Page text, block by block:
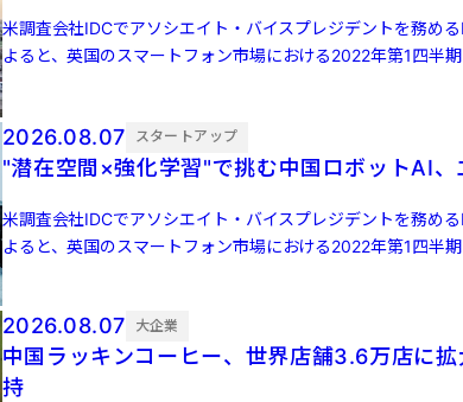
米調査会社IDCでアソシエイト・バイスプレジデントを務め
よると、英国のスマートフォン市場における2022年第1四半
増 […]
2026.08.07 スタートアップ
"潜在空間×強化学習"で挑む中国ロボットAI
米調査会社IDCでアソシエイト・バイスプレジデントを務め
よると、英国のスマートフォン市場における2022年第1四半
増 […]
2026.08.07 大企業
中国ラッキンコーヒー、世界店舗3.6万店に
持